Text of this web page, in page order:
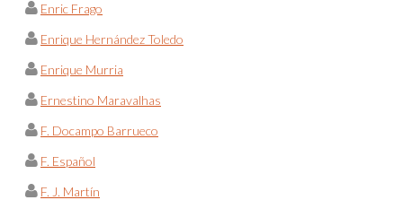
Enric Frago
Enrique Hernández Toledo
Enrique Murria
Ernestino Maravalhas
F. Docampo Barrueco
F. Español
F. J. Martín